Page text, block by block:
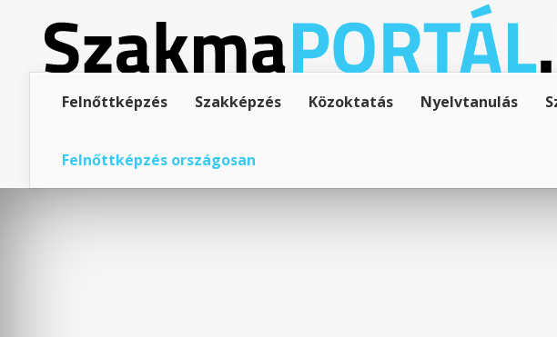
Felnőttképzés Szakképzés Közoktatás Nyelvtanulás
Felnőttképzés országosan